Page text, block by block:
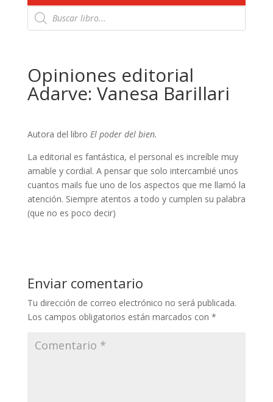
Búsqueda
de
productos
Opiniones editorial
Adarve: Vanesa Barillari
Autora del libro El poder del bien.
La editorial es fantástica, el personal es increíble muy
amable y cordial. A pensar que solo intercambié unos
cuantos mails fue uno de los aspectos que me llamó la
atención. Siempre atentos a todo y cumplen su palabra
(que no es poco decir)
Enviar comentario
Tu dirección de correo electrónico no será publicada.
Los campos obligatorios están marcados con *